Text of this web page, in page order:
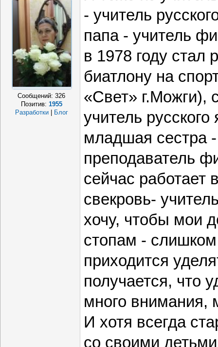
Сообщений:326
Позитив: 1955
Разработки
Блог
- учитель
папа - учитель
в 1978 году стал
биатлону на
«Свет» г.Можги),
учитель
младшая сестра
преподаватель
сейчас работает
свекровь-
хочу, чтобы мои
стопам -
приходится
получается, что
много внимания,
И хотя всегда
со своими